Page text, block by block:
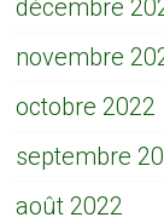
décembre
novembre
octobre 2022
septembre
août 2022